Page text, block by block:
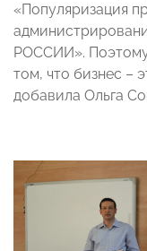
«Популяризация
РОССИИ».
том, что бизнес –
добавила Ольга